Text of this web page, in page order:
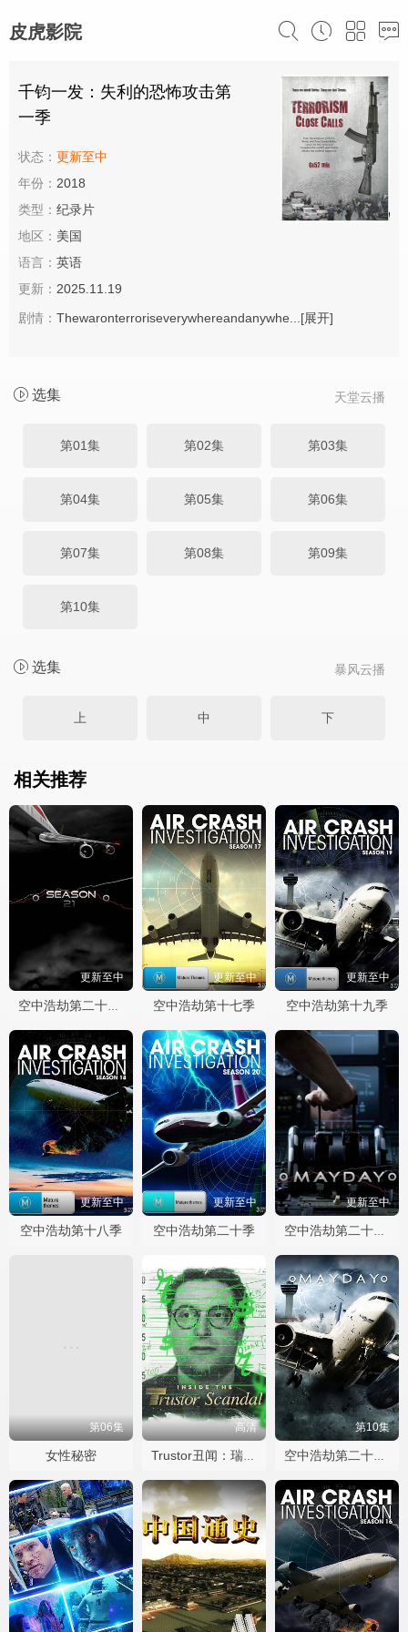
皮虎影院
千钧一发：失利的恐怖攻击第
一季
状态： 更新至中
年份： 2018
类型： 纪录片
地区： 美国
语言： 英语
更新： 2025.11.19
剧情： Thewaronterroriseverywhereandanywhe... [展开]
天堂云播
选集
第01集 第02集 第03集
第04集 第05集 第06集
第07集 第08集 第09集
第10集
暴风云播
选集
上 中 下
相关推荐
更新至中
空中浩劫第二十一季
更新至中
空中浩劫第十七季
更新至中
空中浩劫第十九季
更新至中
空中浩劫第十八季
更新至中
空中浩劫第二十季
更新至中
空中浩劫第二十二季
第06集
女性秘密
高清
Trustor丑闻：瑞典金融案内幕
第10集
空中浩劫第二十五季